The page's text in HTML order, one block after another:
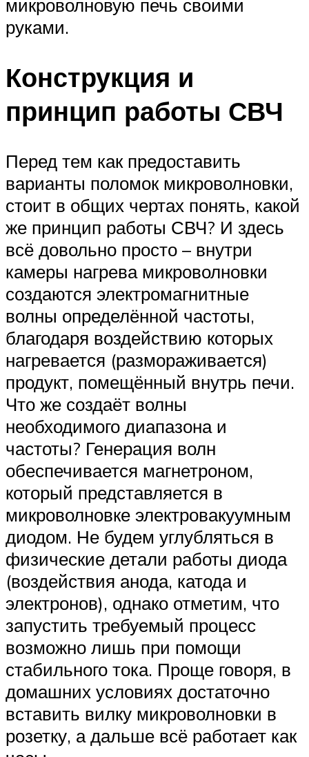
микроволновую печь своими
руками.
Конструкция и
принцип работы СВЧ
Перед тем как предоставить
варианты поломок микроволновки,
стоит в общих чертах понять, какой
же принцип работы СВЧ? И здесь
всё довольно просто – внутри
камеры нагрева микроволновки
создаются электромагнитные
волны определённой частоты,
благодаря воздействию которых
нагревается (размораживается)
продукт, помещённый внутрь печи.
Что же создаёт волны
необходимого диапазона и
частоты? Генерация волн
обеспечивается магнетроном,
который представляется в
микроволновке электровакуумным
диодом. Не будем углубляться в
физические детали работы диода
(воздействия анода, катода и
электронов), однако отметим, что
запустить требуемый процесс
возможно лишь при помощи
стабильного тока. Проще говоря, в
домашних условиях достаточно
вставить вилку микроволновки в
розетку, а дальше всё работает как